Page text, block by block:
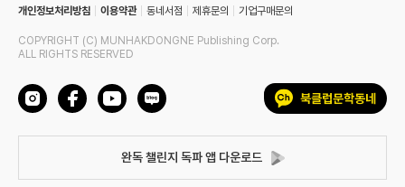
개인정보처리방침 이용약관 동네서점 제휴문의 기업구매문의
COPYRIGHT (C) MUNHAKDONGNE Publishing Corp.
ALL RIGHTS RESERVED
인
스
타
램
페
이
스
유
튜
브
네
이
버
블
로
북클럽문학동네
완독 챌린지 독파앱 다운로드
독
파